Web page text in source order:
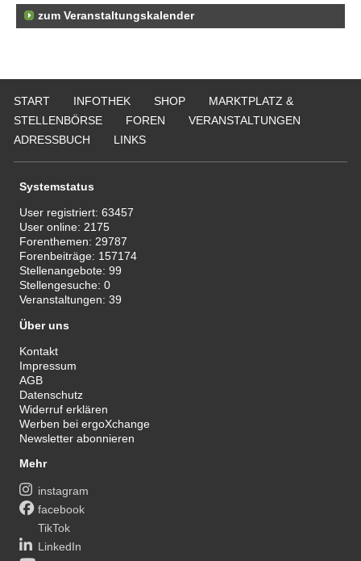
zum Veranstaltungskalender
START INFOTHEK SHOP
MARKTPLATZ &
STELLENBÖRSE
FOREN
VERANSTALTUNGEN
ADRESSBUCH
LINKS
Systemstatus
User registriert:63457
User online: 2175
Forenthemen: 29787
Forenbeiträge: 157174
Stellenangebote:99
Stellengesuche:0
Veranstaltungen:39
Über uns
Kontakt
Impressum
AGB
Datenschutz
Widerruf erklären
Werben bei ergoXchange
Newsletter abonnieren
Mehr
instagram
facebook
TikTok
LinkedIn